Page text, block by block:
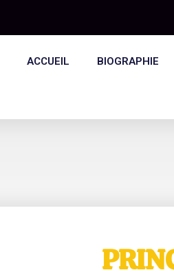
ACCUEIL BIOGRAPHIE